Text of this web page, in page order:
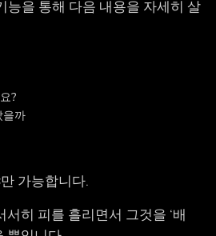
능을 통해 다음 내용을 자세히 살
?
을까
가능합니다.
히 피를 흘리면서 그것을 ‘배